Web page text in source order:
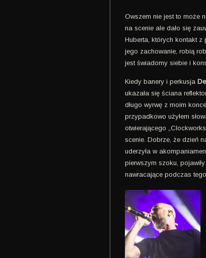
Owszem nie jest to może
na scenie ale dało się
Huberta, których kontakt z
jego zachowanie, robią
jest świadomy siebie i
Kiedy banery i perkusja
ukazała się ściana
długo wyrwę z moim
przypadkowo użyłem
otwierającego
scenie. Dobrze, że dzień
uderzyła w
pierwszym szoku,
nawracające podczas